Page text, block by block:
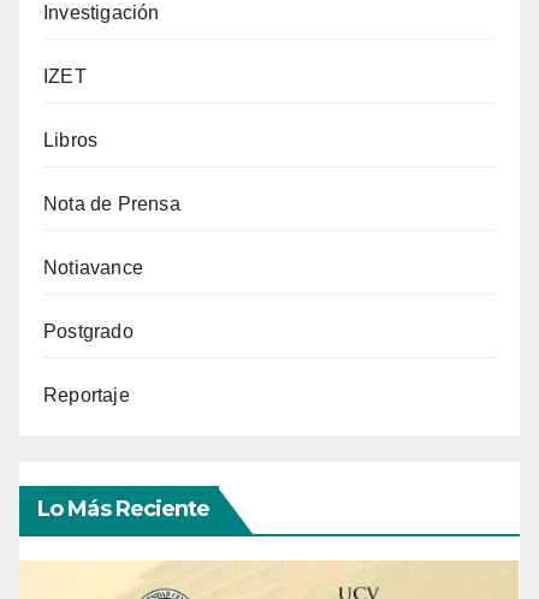
Investigación
IZET
Libros
Nota de Prensa
Notiavance
Postgrado
Reportaje
Lo Más Reciente